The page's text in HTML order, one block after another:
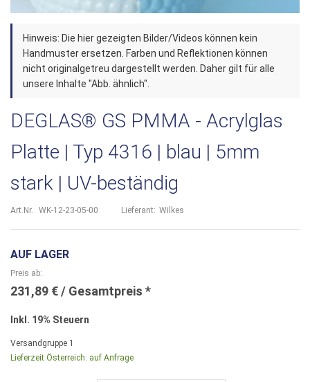
Zum
Anfang
der
Bildergalerie
Hinweis: Die hier gezeigten Bilder/Videos können kein
Handmuster ersetzen. Farben und Reflektionen können
nicht originalgetreu dargestellt werden. Daher gilt für alle
unsere Inhalte "Abb. ähnlich".
DEGLAS® GS PMMA - Acrylglas
Platte | Typ 4316 | blau | 5mm
stark | UV-beständig
Art.Nr. WK-12-23-05-00 Lieferant: Wilkes
AUF LAGER
Preis ab
231,89 €
Inkl. 19% Steuern
Versandgruppe 1
Lieferzeit Österreich: auf Anfrage